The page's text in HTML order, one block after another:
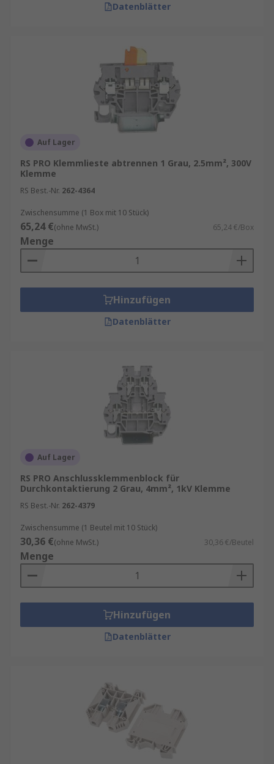
Datenblätter
Auf Lager
RS PRO Klemmlieste abtrennen 1 Grau, 2.5mm², 300V
Klemme
RS Best.-Nr. 262-4364
Zwischensumme (1 Box mit 10 Stück)
65,24 €(ohne MwSt.) 65,24 €/Box
Menge
Hinzufügen
Datenblätter
Auf Lager
RS PRO Anschlussklemmenblock für
Durchkontaktierung 2 Grau, 4mm², 1kV Klemme
RS Best.-Nr. 262-4379
Zwischensumme (1 Beutel mit 10 Stück)
30,36 €(ohne MwSt.) 30,36 €/Beutel
Menge
Hinzufügen
Datenblätter